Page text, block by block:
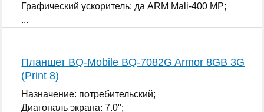
Графический ускоритель: да ARM Mali-400 MP;
...
Планшет BQ-Mobile BQ-7082G Armor 8GB 3G
(Print 8)
Назначение: потребительский;
Диагональ экрана: 7.0";